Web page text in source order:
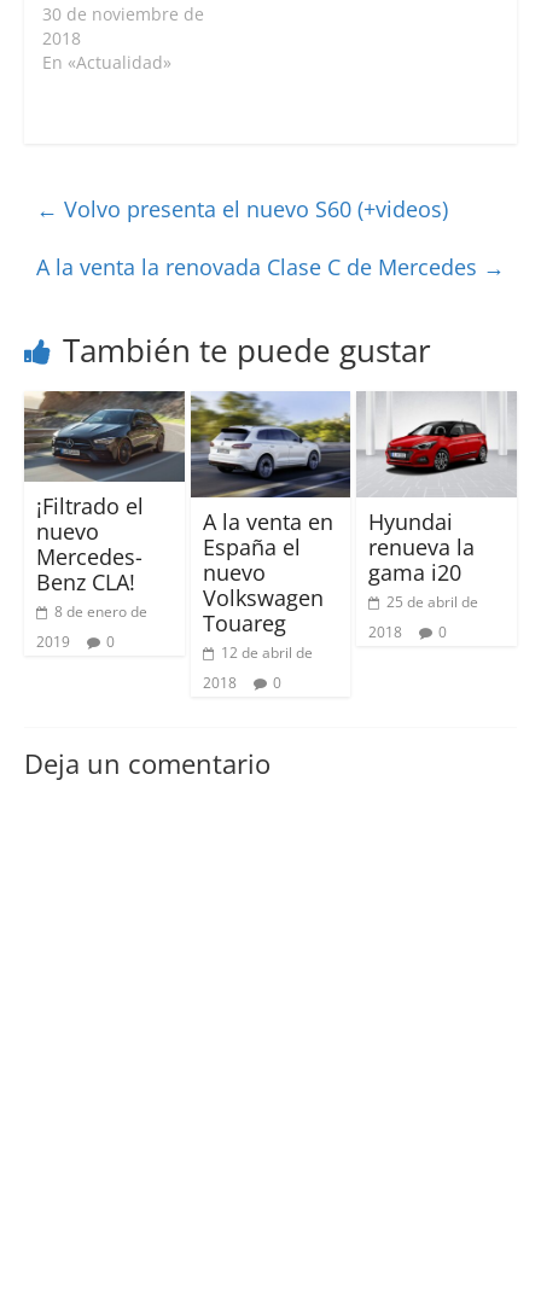
30 de noviembre de
2018
En «Actualidad»
← Volvo presenta el nuevo S60 (+videos)
A la venta la renovada Clase C de Mercedes →
También te puede gustar
¡Filtrado el
nuevo
Mercedes-
Benz CLA!
8 de enero de
2019
0
A la venta en
España el
nuevo
Volkswagen
Touareg
12 de abril de
2018
0
Hyundai
renueva la
gama i20
25 de abril de
2018
0
Deja un comentario